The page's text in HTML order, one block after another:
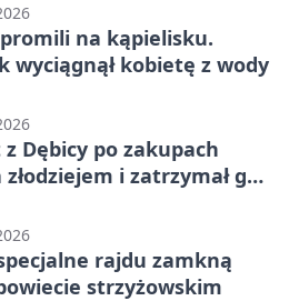
na kąpielisku.
wyciągnął kobietę z wody
Dębicy po zakupach
złodziejem i zatrzymał go
rajdu zamkną
strzyżowskim